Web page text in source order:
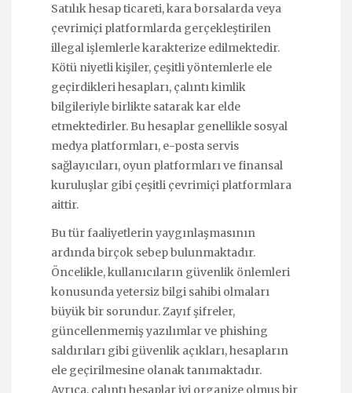
Satılık hesap ticareti, kara borsalarda veya
çevrimiçi platformlarda gerçekleştirilen
illegal işlemlerle karakterize edilmektedir.
Kötü niyetli kişiler, çeşitli yöntemlerle ele
geçirdikleri hesapları, çalıntı kimlik
bilgileriyle birlikte satarak kar elde
etmektedirler. Bu hesaplar genellikle sosyal
medya platformları, e-posta servis
sağlayıcıları, oyun platformları ve finansal
kuruluşlar gibi çeşitli çevrimiçi platformlara
aittir.
Bu tür faaliyetlerin yaygınlaşmasının
ardında birçok sebep bulunmaktadır.
Öncelikle, kullanıcıların güvenlik önlemleri
konusunda yetersiz bilgi sahibi olmaları
büyük bir sorundur. Zayıf şifreler,
güncellenmemiş yazılımlar ve phishing
saldırıları gibi güvenlik açıkları, hesapların
ele geçirilmesine olanak tanımaktadır.
Ayrıca, çalıntı hesaplar iyi organize olmuş bir